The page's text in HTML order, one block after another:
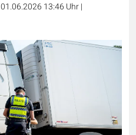
01.06.2026 13:46 Uhr|